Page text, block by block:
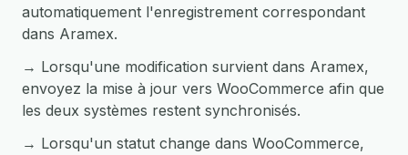
automatiquement l'enregistrement correspondant
dans Aramex.
→ Lorsqu'une modification survient dans Aramex,
envoyez la mise à jour vers WooCommerce afin que
les deux systèmes restent synchronisés.
→ Lorsqu'un statut change dans WooCommerce,